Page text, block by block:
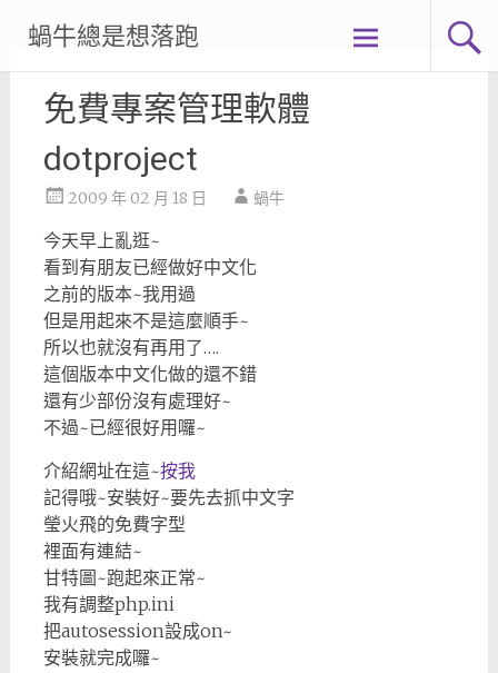
content
蝸牛總是想落跑
免費專案管理軟體
dotproject
2009 年 02 月 18 日 蝸牛
今天早上亂逛~
看到有朋友已經做好中文化
之前的版本~我用過
但是用起來不是這麼順手~
所以也就沒有再用了….
這個版本中文化做的還不錯
還有少部份沒有處理好~
不過~已經很好用囉~
介紹網址在這~按我
記得哦~安裝好~要先去抓中文字
瑩火飛的免費字型
裡面有連結~
甘特圖~跑起來正常~
我有調整php.ini
把autosession設成on~
安裝就完成囉~